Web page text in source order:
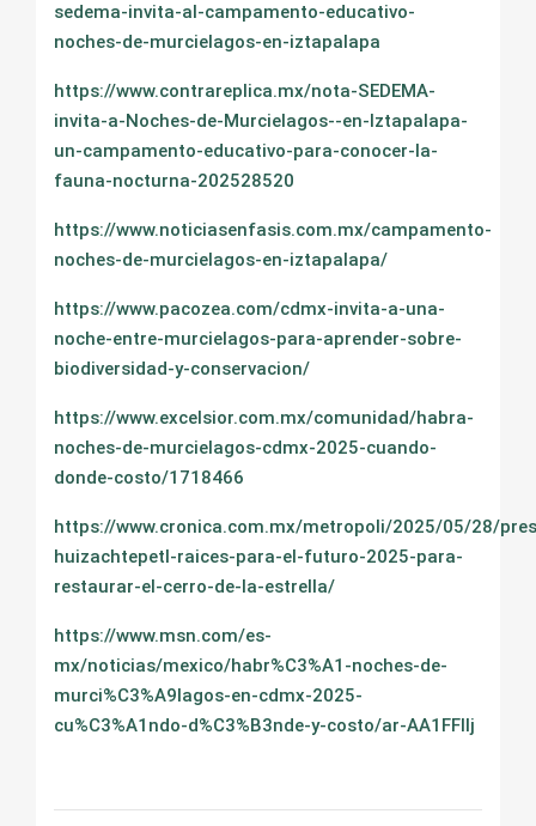
sedema-invita-al-campamento-educativo-
noches-de-murcielagos-en-iztapalapa
https://www.contrareplica.mx/nota-SEDEMA-
invita-a-Noches-de-Murcielagos--en-Iztapalapa-
un-campamento-educativo-para-conocer-la-
fauna-nocturna-202528520
https://www.noticiasenfasis.com.mx/campamento-
noches-de-murcielagos-en-iztapalapa/
https://www.pacozea.com/cdmx-invita-a-una-
noche-entre-murcielagos-para-aprender-sobre-
biodiversidad-y-conservacion/
https://www.excelsior.com.mx/comunidad/habra-
noches-de-murcielagos-cdmx-2025-cuando-
donde-costo/1718466
https://www.cronica.com.mx/metropoli/2025/05/28/
huizachtepetl-raices-para-el-futuro-2025-para-
restaurar-el-cerro-de-la-estrella/
https://www.msn.com/es-
mx/noticias/mexico/habr%C3%A1-noches-de-
murci%C3%A9lagos-en-cdmx-2025-
cu%C3%A1ndo-d%C3%B3nde-y-costo/ar-AA1FFlIj